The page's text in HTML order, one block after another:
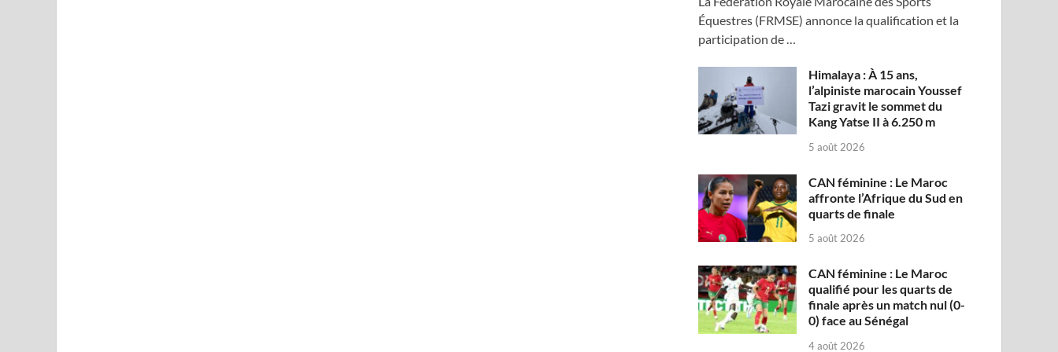
Équestres (FRMSE) annonce la qualification et la
participation de …
Himalaya : À 15 ans,
l’alpiniste marocain Youssef
Tazi gravit le sommet du
Kang Yatse II à 6.250 m
5 août 2026
CAN féminine : Le Maroc
affronte l’Afrique du Sud en
quarts de finale
5 août 2026
CAN féminine : Le Maroc
qualifié pour les quarts de
finale après un match nul (0-
0) face au Sénégal
4 août 2026